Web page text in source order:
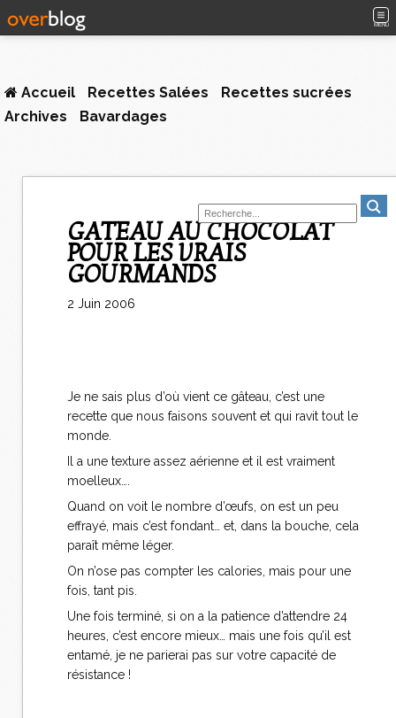
MENU
Accueil Recettes Salées
Recettes sucrées
Archives
Bavardages
GATEAU AU CHOCOLAT
POUR LES VRAIS
GOURMANDS
2 Juin 2006
Je ne sais plus d’où vient ce gâteau, c’est une
recette que nous faisons souvent et qui ravit tout le
monde.
Il a une texture assez aérienne et il est vraiment
moelleux….
Quand on voit le nombre d’œufs, on est un peu
effrayé, mais c’est fondant… et, dans la bouche, cela
paraît même léger.
On n’ose pas compter les calories, mais pour une
fois, tant pis.
Une fois terminé, si on a la patience d’attendre 24
heures, c’est encore mieux… mais une fois qu’il est
entamé, je ne parierai pas sur votre capacité de
résistance !